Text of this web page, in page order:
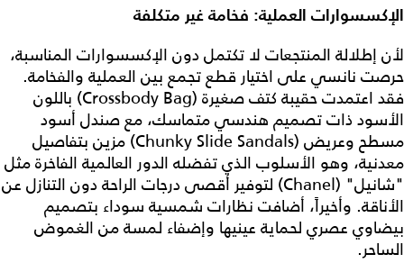
الإكسسوارات العملية: فخامة غير متكلفة
لأن إطلالة المنتجعات لا تكتمل دون الإكسسوارات المناسبة،
حرصت نانسي على اختيار قطع تجمع بين العملية والفخامة.
فقد اعتمدت حقيبة كتف صغيرة (Crossbody Bag) باللون
الأسود ذات تصميم هندسي متماسك، مع صندل أسود
مسطح وعريض (Chunky Slide Sandals) مزين بتفاصيل
معدنية، وهو الأسلوب الذي تفضله الدور العالمية الفاخرة مثل
"شانيل" (Chanel) لتوفير أقصى درجات الراحة دون التنازل عن
الأناقة. وأخيراً، أضافت نظارات شمسية سوداء بتصميم
بيضاوي عصري لحماية عينيها وإضفاء لمسة من الغموض
الساحر.